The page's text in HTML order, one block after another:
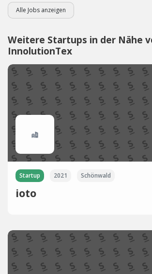
Alle Jobs anzeigen
Weitere Startups in der Nähe
InnolutionTex
Startup 2021 Schönwald
ioto